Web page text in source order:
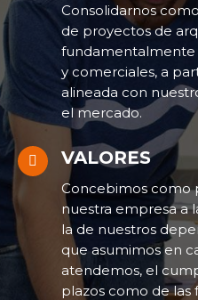
Consolidarnos
de proyectos de
fundamentalmente
y comerciales, a
alineada con
el mercado.
VALORES
Concebimos como
nuestra empresa a
la de nuestros
que asumimos en
atendemos, el
plazos como de